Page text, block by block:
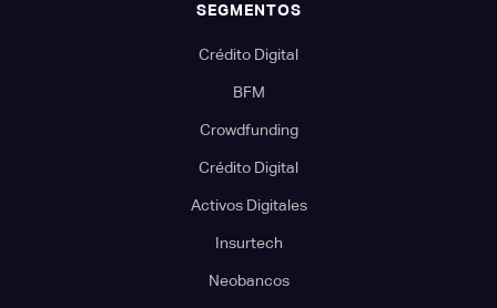
SEGMENTOS
Crédito Digital
BFM
Crowdfunding
Crédito Digital
Activos Digitales
Insurtech
Neobancos